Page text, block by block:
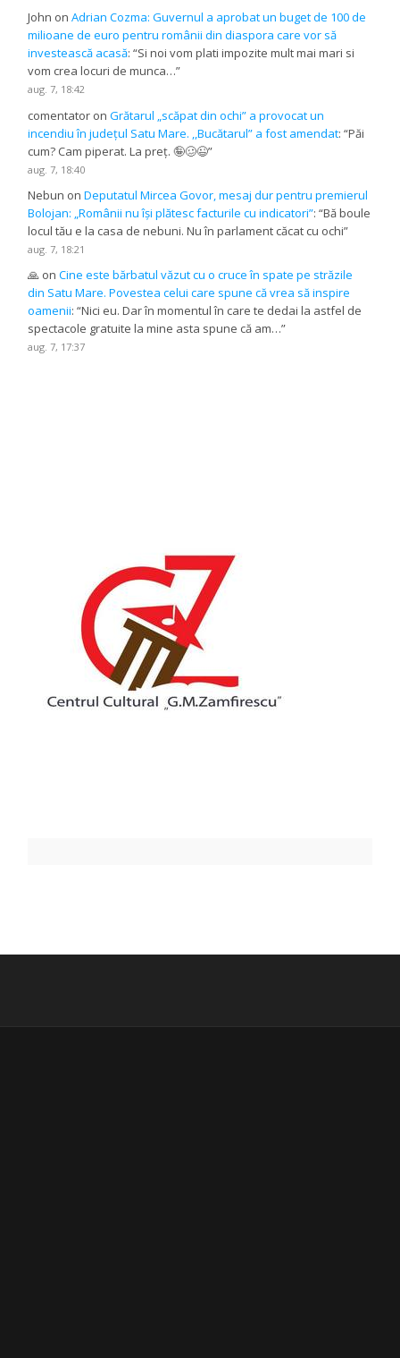
John onAdrian Cozma: Guvernul a aprobat un buget de 100 de
milioane de euro pentru românii din diaspora care vor să
investească acasă: “Si noi vom plati impozite mult mai mari si
vom crea locuri de munca…”
aug. 7, 18:42
comentator onGrătarul „scăpat din ochi” a provocat un
incendiu în județul Satu Mare. ,,Bucătarul” a fost amendat: “Păi
cum? Cam piperat. La preț. 🤪🥴😉”
aug. 7, 18:40
Nebun onDeputatul Mircea Govor, mesaj dur pentru premierul
Bolojan: „Românii nu își plătesc facturile cu indicatori”: “Bă boule
locul tău e la casa de nebuni. Nu în parlament căcat cu ochi”
aug. 7, 18:21
🙏 onCine este bărbatul văzut cu o cruce în spate pe străzile
din Satu Mare. Povestea celui care spune că vrea să inspire
oamenii: “Nici eu. Dar în momentul în care te dedai la astfel de
spectacole gratuite la mine asta spune că am…”
aug. 7, 17:37